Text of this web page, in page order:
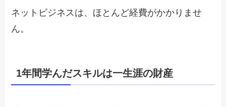
ネットビジネスは、ほとんど経費がかかりませ
ん。
1年間学んだスキルは一生涯の財産